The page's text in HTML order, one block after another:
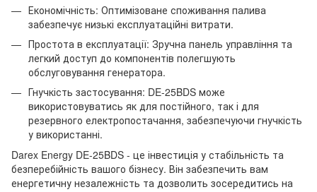
Економічність: Оптимізоване споживання палива
забезпечує низькі експлуатаційні витрати.
Простота в експлуатації: Зручна панель управління та
легкий доступ до компонентів полегшують
обслуговування генератора.
Гнучкість застосування: DE-25BDS може
використовуватись як для постійного, так і для
резервного електропостачання, забезпечуючи гнучкість
у використанні.
Darex Energy DE-25BDS - це інвестиція у стабільність та
безперебійність вашого бізнесу. Він забезпечить вам
енергетичну незалежність та дозволить зосередитись на